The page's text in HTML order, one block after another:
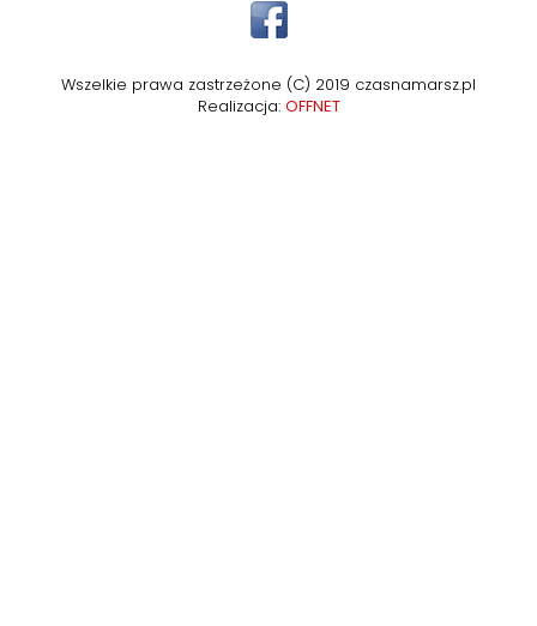
Wszelkie prawa zastrzeżone (C) 2019 czasnamarsz.pl
Realizacja: OFFNET